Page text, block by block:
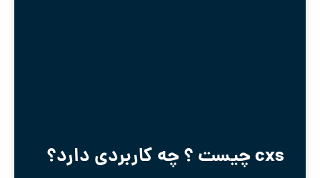
cxs چیست ؟ چه کاربردی دارد؟